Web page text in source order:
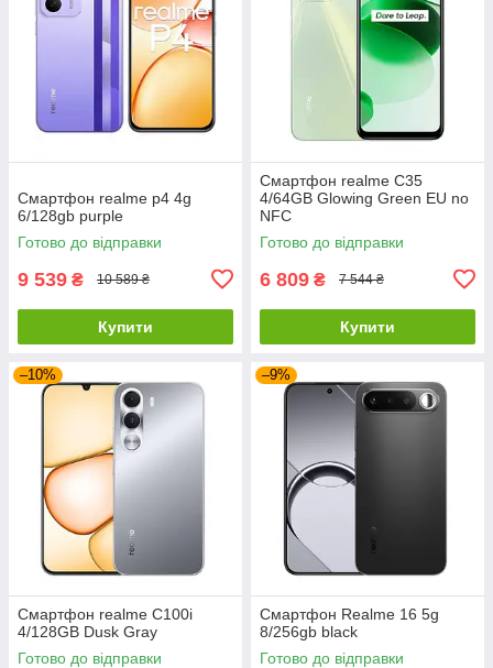
Смартфон realme p4 4g
6/128gb purple
Готово до відправки
9 539 ₴ 10 589 ₴
Купити
Смартфон realme C35
4/64GB Glowing Green EU no
NFC
Готово до відправки
6 809 ₴ 7 544 ₴
Купити
–10%
Смартфон realme C100i
4/128GB Dusk Gray
Готово до відправки
–9%
Смартфон Realme 16 5g
8/256gb black
Готово до відправки